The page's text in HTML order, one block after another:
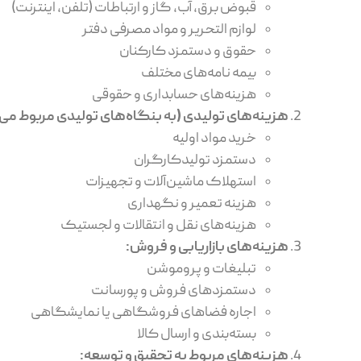
قبوض برق، آب، گاز و ارتباطات (تلفن، اینترنت)
لوازم التحریر و مواد مصرفی دفتر
حقوق و دستمزد کارکنان
بیمه نامه‌های مختلف
هزینه‌های حسابداری و حقوقی
هزینه‌های تولیدی (به بنگاه‌های تولیدی مربوط
خرید مواد اولیه
دستمزد تولیدکارگران
استهلاک ماشین‌آلات و تجهیزات
هزینه تعمیر و نگهداری
هزینه‌های نقل و انتقالات و لجستیک
هزینه‌های بازاریابی و فروش:
تبلیغات و پروموشن
دستمزدهای فروش و پورسانت
اجاره فضاهای فروشگاهی یا نمایشگاهی
بسته‌بندی و ارسال کالا
هزینه‌های مربوط به تحقیق و توسعه: